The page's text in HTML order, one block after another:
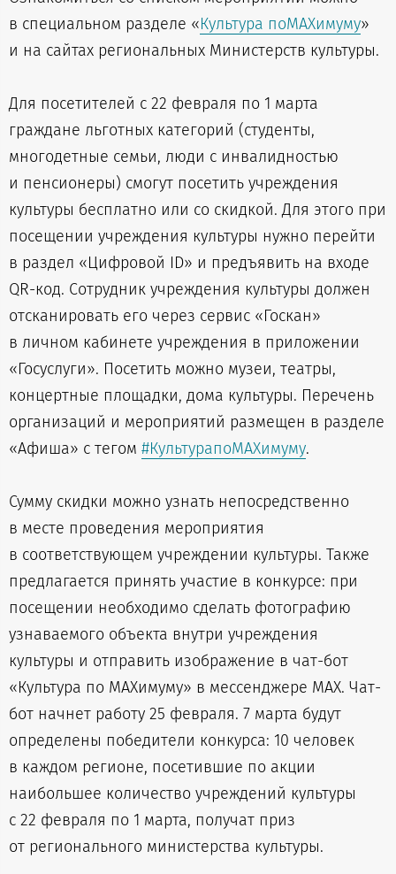
в специальном разделе «Культура поМАХимуму»
и на сайтах региональных Министерств культуры.
Для посетителей с 22 февраля по 1 марта
граждане льготных категорий (студенты,
многодетные семьи, люди с инвалидностью
и пенсионеры) смогут посетить учреждения
культуры бесплатно или со скидкой. Для этого при
посещении учреждения культуры нужно перейти
в раздел «Цифровой ID» и предъявить на входе
QR-код. Сотрудник учреждения культуры должен
отсканировать его через сервис «Госкан»
в личном кабинете учреждения в приложении
«Госуслуги». Посетить можно музеи, театры,
концертные площадки, дома культуры. Перечень
организаций и мероприятий размещен в разделе
«Афиша» с тегом #КультурапоМАХимуму.
Сумму скидки можно узнать непосредственно
в месте проведения мероприятия
в соответствующем учреждении культуры. Также
предлагается принять участие в конкурсе: при
посещении необходимо сделать фотографию
узнаваемого объекта внутри учреждения
культуры и отправить изображение в чат-бот
«Культура по МАХимуму» в мессенджере MAX. Чат-
бот начнет работу 25 февраля. 7 марта будут
определены победители конкурса: 10 человек
в каждом регионе, посетившие по акции
наибольшее количество учреждений культуры
с 22 февраля по 1 марта, получат приз
от регионального министерства культуры.